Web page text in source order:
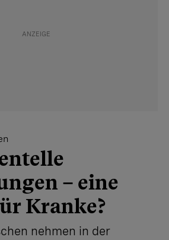
– eine
Kranke?
nehmen in der